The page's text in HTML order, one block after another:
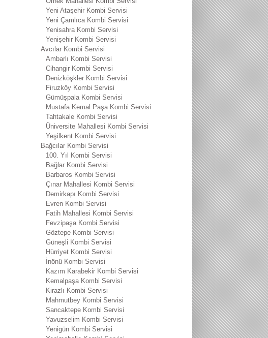
Yeni Ataşehir Kombi Servisi
Yeni Çamlıca Kombi Servisi
Yenisahra Kombi Servisi
Yenişehir Kombi Servisi
Avcılar Kombi Servisi
Ambarlı Kombi Servisi
Cihangir Kombi Servisi
Denizköşkler Kombi Servisi
Firuzköy Kombi Servisi
Gümüşpala Kombi Servisi
Mustafa Kemal Paşa Kombi Servisi
Tahtakale Kombi Servisi
Üniversite Mahallesi Kombi Servisi
Yeşilkent Kombi Servisi
Bağcılar Kombi Servisi
100. Yıl Kombi Servisi
Bağlar Kombi Servisi
Barbaros Kombi Servisi
Çınar Mahallesi Kombi Servisi
Demirkapı Kombi Servisi
Evren Kombi Servisi
Fatih Mahallesi Kombi Servisi
Fevzipaşa Kombi Servisi
Göztepe Kombi Servisi
Güneşli Kombi Servisi
Hürriyet Kombi Servisi
İnönü Kombi Servisi
Kazım Karabekir Kombi Servisi
Kemalpaşa Kombi Servisi
Kirazlı Kombi Servisi
Mahmutbey Kombi Servisi
Sancaktepe Kombi Servisi
Yavuzselim Kombi Servisi
Yenigün Kombi Servisi